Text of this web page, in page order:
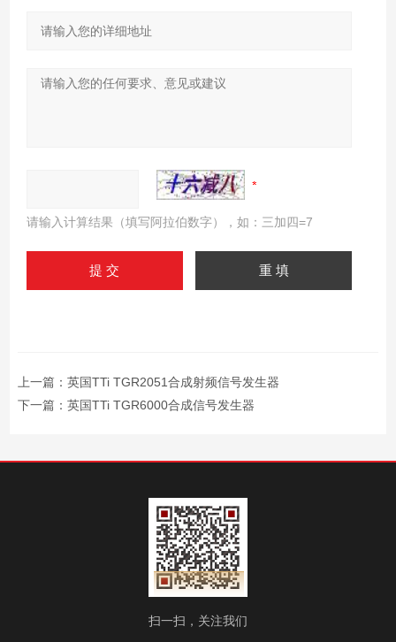
请输入计算结果（填写阿拉伯数字），如：三加四=7
上一篇： 英国TTi TGR2051合成射频信号发生器
下一篇： 英国TTi TGR6000合成信号发生器
扫一扫，关注我们